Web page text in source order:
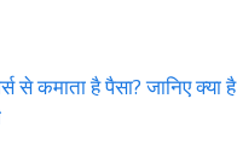
से कमाता है पैसा? जानिए क्या है